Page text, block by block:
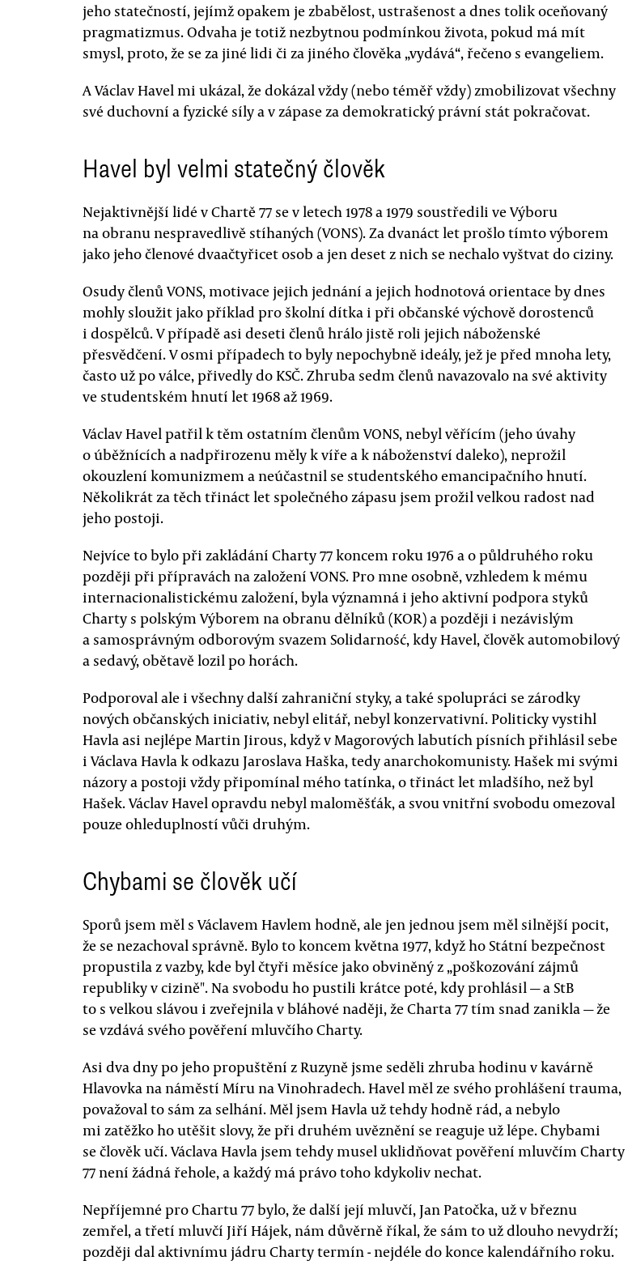
jeho statečností, jejímž opakem je zbabělost, ustrašenost a dnes tolik oceňovaný
pragmatizmus. Odvaha je totiž nezbytnou podmínkou života, pokud má mít
smysl, proto, že se za jiné lidi či za jiného člověka „vydává“, řečeno s evangeliem.
A Václav Havel mi ukázal, že dokázal vždy (nebo téměř vždy) zmobilizovat všechny
své duchovní a fyzické síly a v zápase za demokratický právní stát pokračovat.
Havel byl velmi statečný člověk
Nejaktivnější lidé v Chartě 77 se v letech 1978 a 1979 soustředili ve Výboru
na obranu nespravedlivě stíhaných (VONS). Za dvanáct let prošlo tímto výborem
jako jeho členové dvaačtyřicet osob a jen deset z nich se nechalo vyštvat do ciziny.
Osudy členů VONS, motivace jejich jednání a jejich hodnotová orientace by dnes
mohly sloužit jako příklad pro školní dítka i při občanské výchově dorostenců
i dospělců. V případě asi deseti členů hrálo jistě roli jejich náboženské
přesvědčení. V osmi případech to byly nepochybně ideály, jež je před mnoha lety,
často už po válce, přivedly do KSČ. Zhruba sedm členů navazovalo na své aktivity
ve studentském hnutí let 1968 až 1969.
Václav Havel patřil k těm ostatním členům VONS, nebyl věřícím (jeho úvahy
o úběžnících a nadpřirozenu měly k víře a k náboženství daleko), neprožil
okouzlení komunizmem a neúčastnil se studentského emancipačního hnutí.
Několikrát za těch třináct let společného zápasu jsem prožil velkou radost nad
jeho postoji.
Nejvíce to bylo při zakládání Charty 77 koncem roku 1976 a o půldruhého roku
později při přípravách na založení VONS. Pro mne osobně, vzhledem k mému
internacionalistickému založení, byla významná i jeho aktivní podpora styků
Charty s polským Výborem na obranu dělníků (KOR) a později i nezávislým
a samosprávným odborovým svazem Solidarność, kdy Havel, člověk automobilový
a sedavý, obětavě lozil po horách.
Podporoval ale i všechny další zahraniční styky, a také spolupráci se zárodky
nových občanských iniciativ, nebyl elitář, nebyl konzervativní. Politicky vystihl
Havla asi nejlépe Martin Jirous, když v Magorových labutích písních přihlásil sebe
i Václava Havla k odkazu Jaroslava Haška, tedy anarchokomunisty. Hašek mi svými
názory a postoji vždy připomínal mého tatínka, o třináct let mladšího, než byl
Hašek. Václav Havel opravdu nebyl maloměšťák, a svou vnitřní svobodu omezoval
pouze ohleduplností vůči druhým.
Chybami se člověk učí
Sporů jsem měl s Václavem Havlem hodně, ale jen jednou jsem měl silnější pocit,
že se nezachoval správně. Bylo to koncem května 1977, když ho Státní bezpečnost
propustila z vazby, kde byl čtyři měsíce jako obviněný z „poškozování zájmů
republiky v cizině". Na svobodu ho pustili krátce poté, kdy prohlásil — a StB
to s velkou slávou i zveřejnila v bláhové naději, že Charta 77 tím snad zanikla — že
se vzdává svého pověření mluvčího Charty.
Asi dva dny po jeho propuštění z Ruzyně jsme seděli zhruba hodinu v kavárně
Hlavovka na náměstí Míru na Vinohradech. Havel měl ze svého prohlášení trauma,
považoval to sám za selhání. Měl jsem Havla už tehdy hodně rád, a nebylo
mi zatěžko ho utěšit slovy, že při druhém uvěznění se reaguje už lépe. Chybami
se člověk učí. Václava Havla jsem tehdy musel uklidňovat pověření mluvčím Charty
77 není žádná řehole, a každý má právo toho kdykoliv nechat.
Nepříjemné pro Chartu 77 bylo, že další její mluvčí, Jan Patočka, už v březnu
zemřel, a třetí mluvčí Jiří Hájek, nám důvěrně říkal, že sám to už dlouho nevydrží;
později dal aktivnímu jádru Charty termín - nejdéle do konce kalendářního roku.